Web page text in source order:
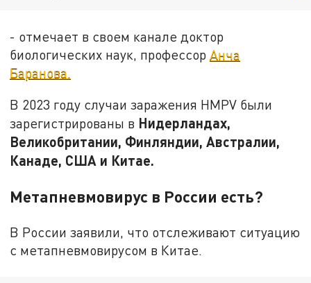
- отмечает в своем канале доктор
биологических наук, профессорАнча
Баранова.
В 2023 году случаи заражения HMPV были
зарегистрированы в Нидерландах,
Великобритании, Финляндии, Австралии,
Канаде, США и Китае.
Метапневмовирус в России есть?
В России заявили, что отслеживают ситуацию
с метапневмовирусом в Китае.